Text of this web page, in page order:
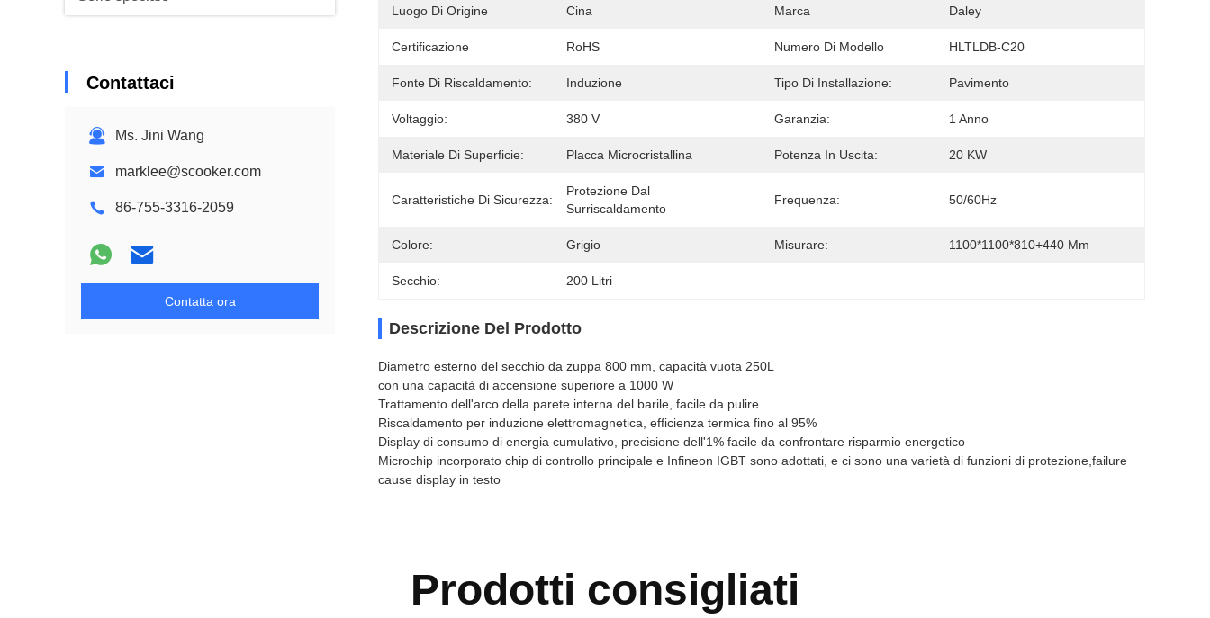
Contattaci
Ms. Jini Wang
marklee@scooker.com
86-755-3316-2059
Contatta ora
Luogo Di Origine Cina Marca Daley
Certificazione RoHS Numero Di Modello HLTLDB-C20
Fonte Di Riscaldamento: Induzione Tipo Di Installazione: Pavimento
Voltaggio: 380 V Garanzia: 1 Anno
Materiale Di Superficie: Placca Microcristallina Potenza In Uscita: 20 KW
Caratteristiche Di Sicurezza:
Protezione Dal
Surriscaldamento
Frequenza: 50/60Hz
Colore: Grigio Misurare: 1100*1100*810+440 Mm
Secchio: 200 Litri
Descrizione Del Prodotto
Diametro esterno del secchio da zuppa 800 mm, capacità vuota 250L
con una capacità di accensione superiore a 1000 W
Trattamento dell'arco della parete interna del barile, facile da pulire
Riscaldamento per induzione elettromagnetica, efficienza termica fino al 95%
Display di consumo di energia cumulativo, precisione dell'1% facile da confrontare risparmio energetico
Microchip incorporato chip di controllo principale e Infineon IGBT sono adottati, e ci sono una varietà di funzioni di protezione,failure
cause display in testo
Prodotti consigliati